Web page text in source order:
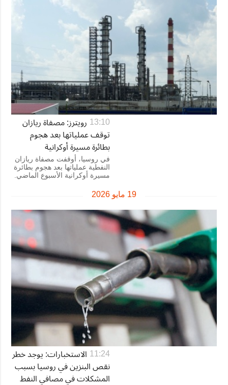
13:10 رويترز: مصفاة ريازان
توقف عملياتها بعد هجوم
بطائرة مسيرة أوكرانية
في روسيا، أوقفت مصفاة ريازان
النفطية عملياتها بعد هجوم بطائرة
مسيرة أوكرانية الأسبوع الماضي.
19 مايو 2026
11:24 الاستخبارات: يوجد خطر
نقص البنزين في روسيا بسبب
المشكلات في مصافي النفط